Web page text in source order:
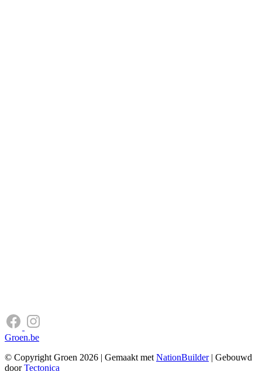
Groen.be
© Copyright Groen 2026 | Gemaakt met NationBuilder| Gebouwd
doorTectonica